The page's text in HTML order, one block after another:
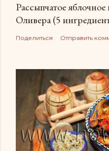
Рассыпчатое
Оливера (5
Поделиться Отправить